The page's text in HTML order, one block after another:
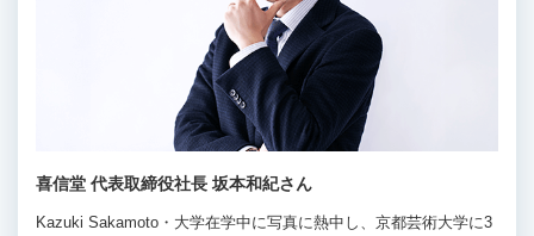
喜信堂 代表取締役社長 坂本和紀さん
Kazuki Sakamoto・大学在学中に写真に熱中し、京都芸術大学に3